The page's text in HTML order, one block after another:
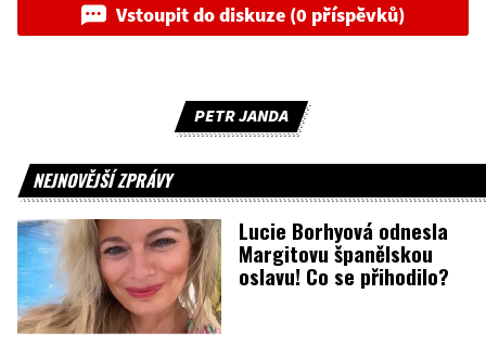
Vstoupit do diskuze (0 příspěvků)
PETR JANDA
NEJNOVĚJŠÍ ZPRÁVY
Lucie Borhyová odnesla
Margitovu španělskou
oslavu! Co se přihodilo?